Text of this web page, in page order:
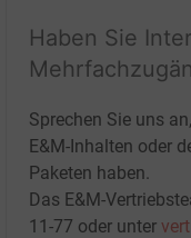
Haben Sie
Sprechen Sie uns
E&M-Inhalten oder
Paketen haben.
Das E&M-
11-77 oder unter